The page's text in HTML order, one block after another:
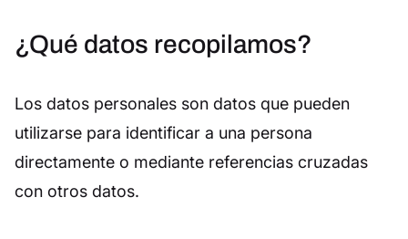
¿Qué datos recopilamos?
Los datos personales son datos que pueden
utilizarse para identificar a una persona
directamente o mediante referencias cruzadas
con otros datos.